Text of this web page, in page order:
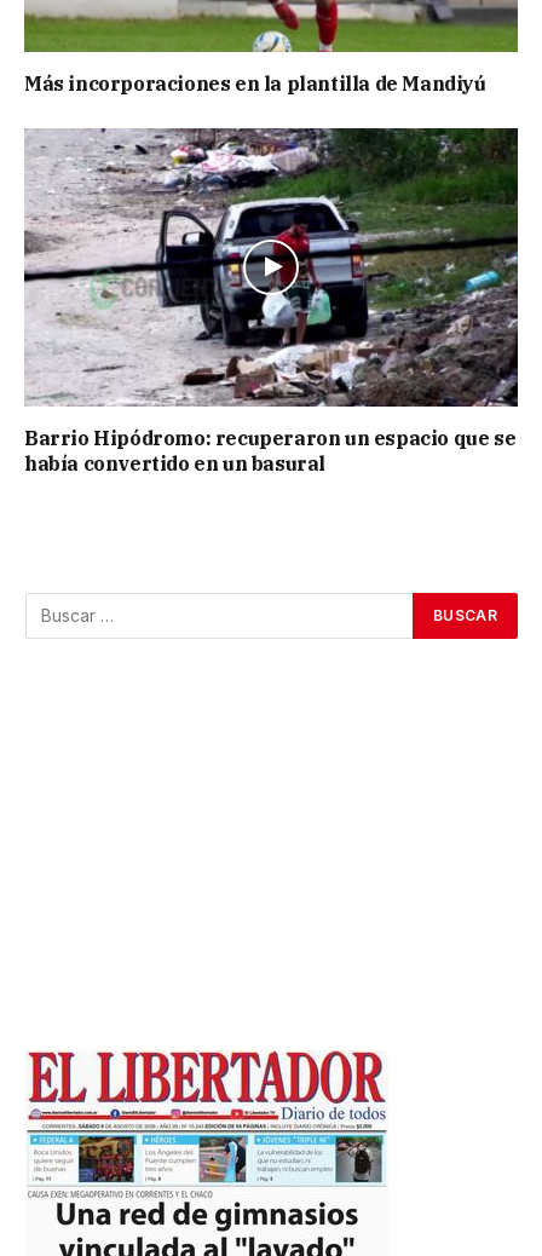
Más incorporaciones en la plantilla de Mandiyú
Barrio Hipódromo: recuperaron un espacio que se
había convertido en un basural